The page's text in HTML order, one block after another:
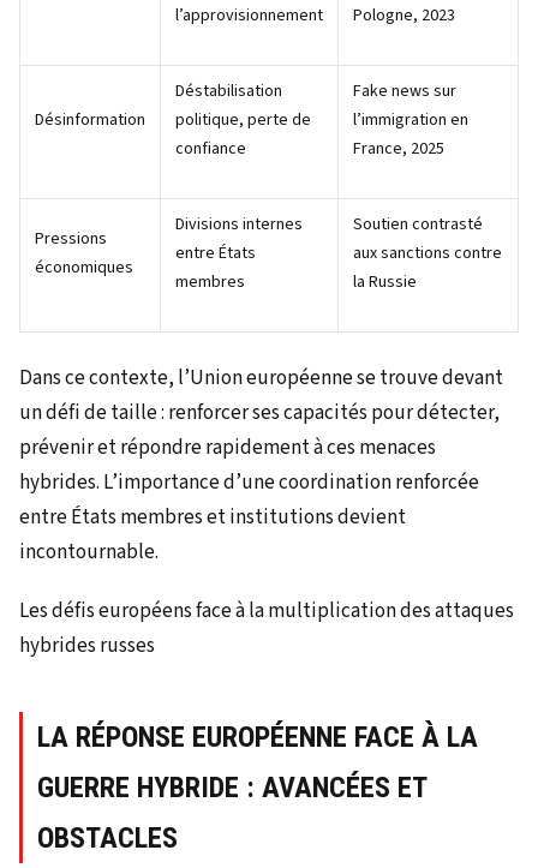
l’approvisionnement
Pologne, 2023
Désinformation
Déstabilisation
politique, perte de
confiance
Fake news sur
l’immigration en
France, 2025
Pressions
économiques
Divisions internes
entre États
membres
Soutien contrasté
aux sanctions contre
la Russie
Dans ce contexte, l’Union européenne se trouve devant
un défi de taille : renforcer ses capacités pour détecter,
prévenir et répondre rapidement à ces menaces
hybrides. L’importance d’une coordination renforcée
entre États membres et institutions devient
incontournable.
Les défis européens face à la multiplication des attaques
hybrides russes
LA RÉPONSE EUROPÉENNE FACE À LA
GUERRE HYBRIDE : AVANCÉES ET
OBSTACLES